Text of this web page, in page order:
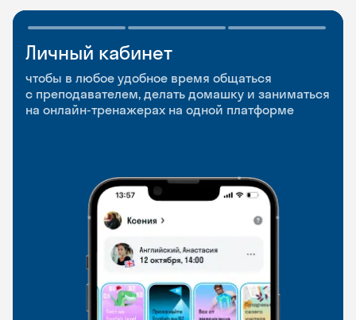
Личный кабинет
чтобы в любое удобное время общаться
с преподавателем, делать домашку и заниматься
на онлайн-тренажерах на одной платформе
Мобильное
приложение
чтобы заниматься и изучать новые слова где
и когда удобно
Разговорные клубы
и Talks
Групповые занятия для разговорной практики
и индивидуальные встречи с преподавателями